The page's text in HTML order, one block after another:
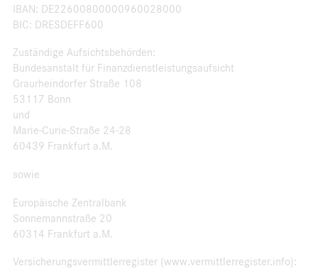
IBAN: DE22600800000960028000
BIC: DRESDEFF600
Zuständige Aufsichtsbehörden:
Bundesanstalt für Finanzdienstleistungsaufsicht
Graurheindorfer Straße 108
53117 Bonn
und
Marie-Curie-Straße 24-28
60439 Frankfurt a.M.
sowie
Europäische Zentralbank
Sonnemannstraße 20
60314 Frankfurt a.M.
Versicherungsvermittlerregister (www.vermittlerregister.info):